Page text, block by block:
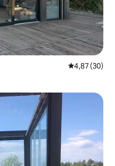
Середня
4,87 (30)